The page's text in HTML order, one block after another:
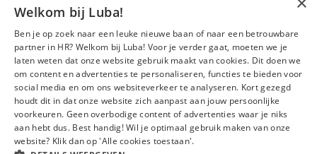
Werken bij Luba
Voor werkgevers
Mijn Luba
Contact
InstagramFacebookLinkedIn YouTube
Welkom bij Luba!
Ben je op zoek naar een leuke nieuwe baan of naar een betrouwbare
partner in HR? Welkom bij Luba! Voor je verder gaat, moeten we je
laten weten dat onze website gebruik maakt van cookies. Dit doen we
om content en advertenties te personaliseren, functies te bieden voor
social media en om ons websiteverkeer te analyseren. Kort gezegd
houdt dit in dat onze website zich aanpast aan jouw persoonlijke
voorkeuren. Geen overbodige content of advertenties waar je niks
aan hebt dus. Best handig! Wil je optimaal gebruik maken van onze
website? Klik dan op 'Alle cookies toestaan'.